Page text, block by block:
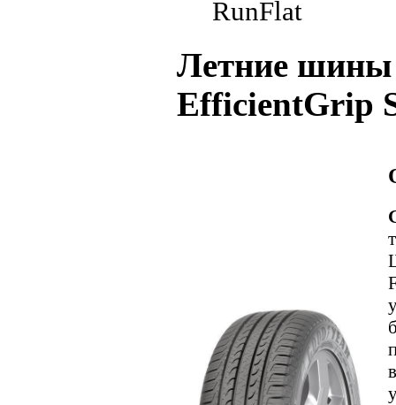
RunFlat
Летние шины
EfficientGrip